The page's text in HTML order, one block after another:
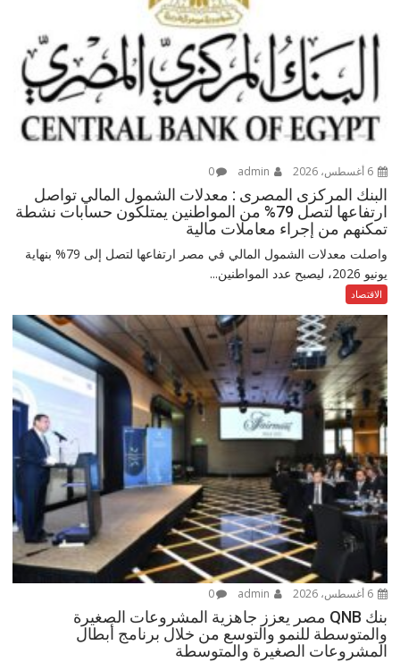
6 أغسطس، 2026 0
البنك المركزى المصرى : معدلات الشمول المالي تواصل
ارتفاعها لتصل 79% من المواطنين يمتلكون حسابات نشطة
تمكنهم من إجراء معاملات مالية
واصلت معدلات الشمول المالي في مصر ارتفاعها لتصل إلى 79% بنهاية
يونيو 2026، ليصبح عدد المواطنين...
الاقتصاد
6 أغسطس، 2026 0
بنك QNB مصر يعزز جاهزية المشروعات الصغيرة
والمتوسطة للنمو والتوسع من خلال برنامج أبطال
المشروعات الصغيرة والمتوسطة